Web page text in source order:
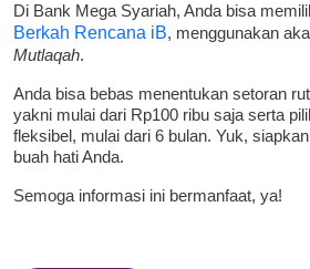
Di Bank Mega Syariah, Anda bisa
Berkah Rencana iB, menggunakan
Mutlaqah.
Anda bisa bebas menentukan setoran
yakni mulai dari Rp100 ribu saja serta
fleksibel, mulai dari 6 bulan. Yuk,
buah hati Anda.
Semoga informasi ini bermanfaat, ya!